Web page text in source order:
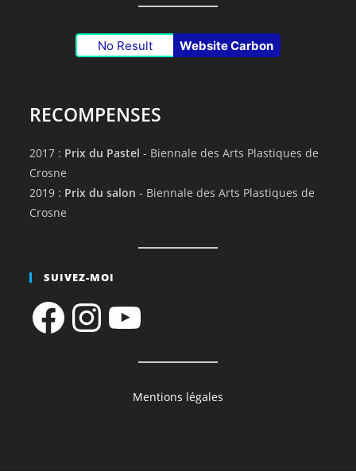
No Result Website Carbon
RECOMPENSES
2017 : Prix du Pastel - Biennale des Arts Plastiques de
Crosne
2019 : Prix du salon - Biennale des Arts Plastiques de
Crosne
SUIVEZ-MOI
FacebookInstagramYouTube
Mentions légales